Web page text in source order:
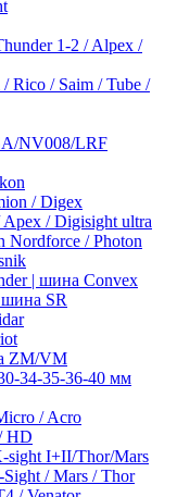
1-2 / Alpex /
Rico / Saim / Tube /
NV008/LRF
/ Digex
Apex / Digisight ultra
Nordforce / Photon
| шина Convex
SR
ZM/VM
34-35-36-40 мм
/ Acro
HD
sight I+II/Thor/Mars
/ Mars / Thor